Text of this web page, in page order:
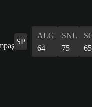
SP
ALG
64
SNL
75
65